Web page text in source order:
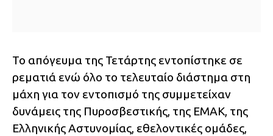
Το απόγευμα της Τετάρτης εντοπίστηκε σε
ρεματιά ενώ όλο το τελευταίο διάστημα στη
μάχη για τον εντοπισμό της συμμετείχαν
δυνάμεις της Πυροσβεστικής, της ΕΜΑΚ, της
Ελληνικής Αστυνομίας, εθελοντικές ομάδες,